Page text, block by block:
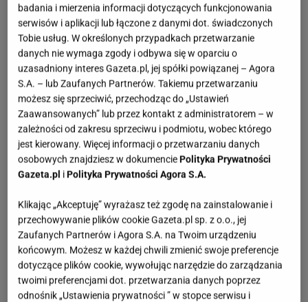
badania i mierzenia informacji dotyczących funkcjonowania
serwisów i aplikacji lub łączone z danymi dot. świadczonych
Tobie usług. W określonych przypadkach przetwarzanie
danych nie wymaga zgody i odbywa się w oparciu o
uzasadniony interes Gazeta.pl, jej spółki powiązanej – Agora
S.A. – lub Zaufanych Partnerów. Takiemu przetwarzaniu
możesz się sprzeciwić, przechodząc do „Ustawień
Zaawansowanych” lub przez kontakt z administratorem – w
zależności od zakresu sprzeciwu i podmiotu, wobec którego
jest kierowany. Więcej informacji o przetwarzaniu danych
osobowych znajdziesz w dokumencie Polityka Prywatności
Gazeta.pl i Polityka Prywatności Agora S.A.
Klikając „Akceptuję” wyrażasz też zgodę na zainstalowanie i
przechowywanie plików cookie Gazeta.pl sp. z o.o., jej
Zaufanych Partnerów i Agora S.A. na Twoim urządzeniu
końcowym. Możesz w każdej chwili zmienić swoje preferencje
dotyczące plików cookie, wywołując narzędzie do zarządzania
twoimi preferencjami dot. przetwarzania danych poprzez
odnośnik „Ustawienia prywatności ” w stopce serwisu i